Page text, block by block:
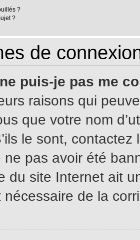
?
?
de
puis-je pas me
raisons qui
que votre nom
le sont,
ne pas avoir été
du site Internet ait
nécessaire de la